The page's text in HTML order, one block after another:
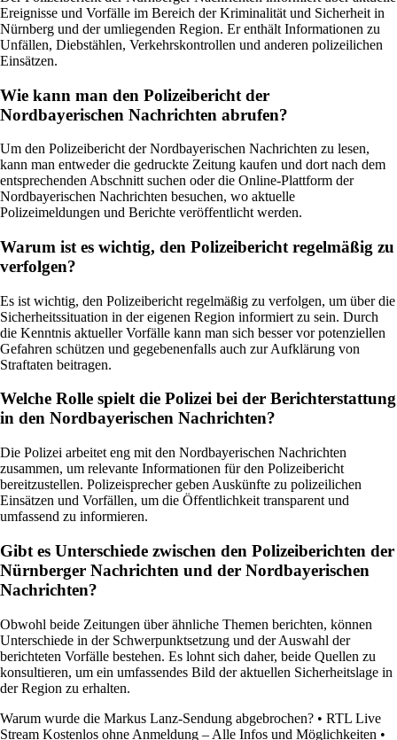
Ereignisse und Vorfälle im Bereich der Kriminalität und Sicherheit in
Nürnberg und der umliegenden Region. Er enthält Informationen zu
Unfällen, Diebstählen, Verkehrskontrollen und anderen polizeilichen
Einsätzen.
Wie kann man den Polizeibericht der
Nordbayerischen Nachrichten abrufen?
Um den Polizeibericht der Nordbayerischen Nachrichten zu lesen,
kann man entweder die gedruckte Zeitung kaufen und dort nach dem
entsprechenden Abschnitt suchen oder die Online-Plattform der
Nordbayerischen Nachrichten besuchen, wo aktuelle
Polizeimeldungen und Berichte veröffentlicht werden.
Warum ist es wichtig, den Polizeibericht regelmäßig zu
verfolgen?
Es ist wichtig, den Polizeibericht regelmäßig zu verfolgen, um über die
Sicherheitssituation in der eigenen Region informiert zu sein. Durch
die Kenntnis aktueller Vorfälle kann man sich besser vor potenziellen
Gefahren schützen und gegebenenfalls auch zur Aufklärung von
Straftaten beitragen.
Welche Rolle spielt die Polizei bei der Berichterstattung
in den Nordbayerischen Nachrichten?
Die Polizei arbeitet eng mit den Nordbayerischen Nachrichten
zusammen, um relevante Informationen für den Polizeibericht
bereitzustellen. Polizeisprecher geben Auskünfte zu polizeilichen
Einsätzen und Vorfällen, um die Öffentlichkeit transparent und
umfassend zu informieren.
Gibt es Unterschiede zwischen den Polizeiberichten der
Nürnberger Nachrichten und der Nordbayerischen
Nachrichten?
Obwohl beide Zeitungen über ähnliche Themen berichten, können
Unterschiede in der Schwerpunktsetzung und der Auswahl der
berichteten Vorfälle bestehen. Es lohnt sich daher, beide Quellen zu
konsultieren, um ein umfassendes Bild der aktuellen Sicherheitslage in
der Region zu erhalten.
Warum wurde die Markus Lanz-Sendung abgebrochen? • RTL Live
Stream Kostenlos ohne Anmeldung – Alle Infos und Möglichkeiten •